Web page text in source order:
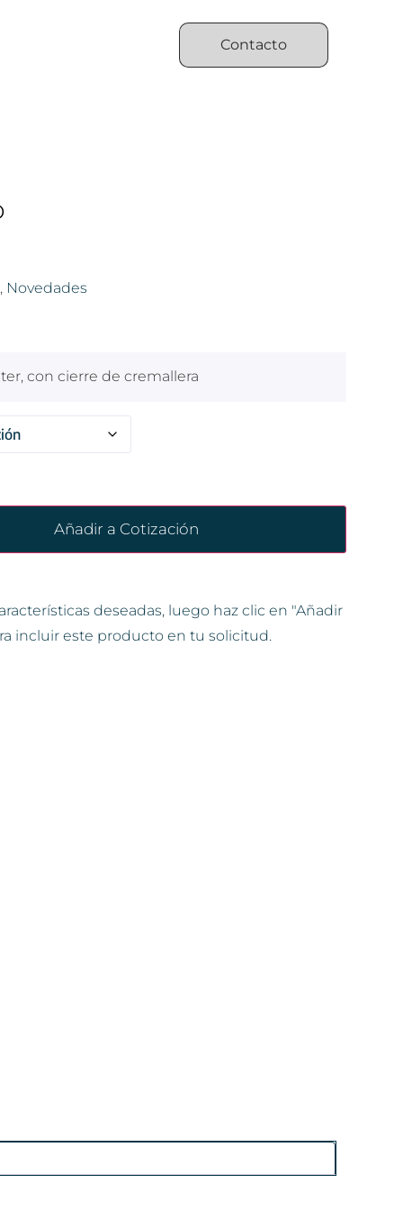
Contacto
, Novedades
con cierre de cremallera
Añadir a Cotización
deseadas, luego haz clic en "Añadir
incluir este producto en tu solicitud.